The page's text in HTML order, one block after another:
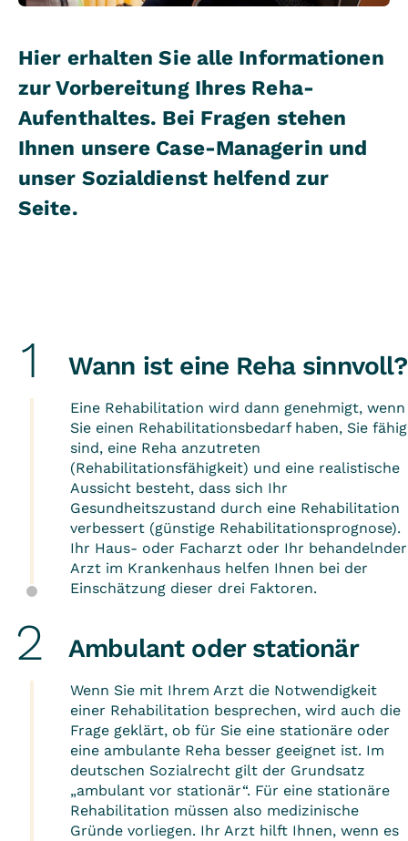
Hier erhalten Sie alle Informationen
zur Vorbereitung Ihres Reha-
Aufenthaltes. Bei Fragen stehen
Ihnen unsere Case-Managerin und
unser Sozialdienst helfend zur
Seite.
Wann ist eine Reha sinnvoll?
Eine Rehabilitation wird dann genehmigt, wenn
Sie einen Rehabilitationsbedarf haben, Sie fähig
sind, eine Reha anzutreten
(Rehabilitationsfähigkeit) und eine realistische
Aussicht besteht, dass sich Ihr
Gesundheitszustand durch eine Rehabilitation
verbessert (günstige Rehabilitationsprognose).
Ihr Haus- oder Facharzt oder Ihr behandelnder
Arzt im Krankenhaus helfen Ihnen bei der
Einschätzung dieser drei Faktoren.
Ambulant oder stationär
Wenn Sie mit Ihrem Arzt die Notwendigkeit
einer Rehabilitation besprechen, wird auch die
Frage geklärt, ob für Sie eine stationäre oder
eine ambulante Reha besser geeignet ist. Im
deutschen Sozialrecht gilt der Grundsatz
„ambulant vor stationär“. Für eine stationäre
Rehabilitation müssen also medizinische
Gründe vorliegen. Ihr Arzt hilft Ihnen, wenn es